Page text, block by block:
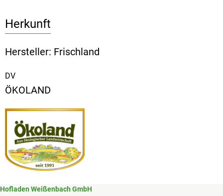
Herkunft
Hersteller: Frischland
DV
ÖKOLAND
Hofladen Weißenbach GmbH